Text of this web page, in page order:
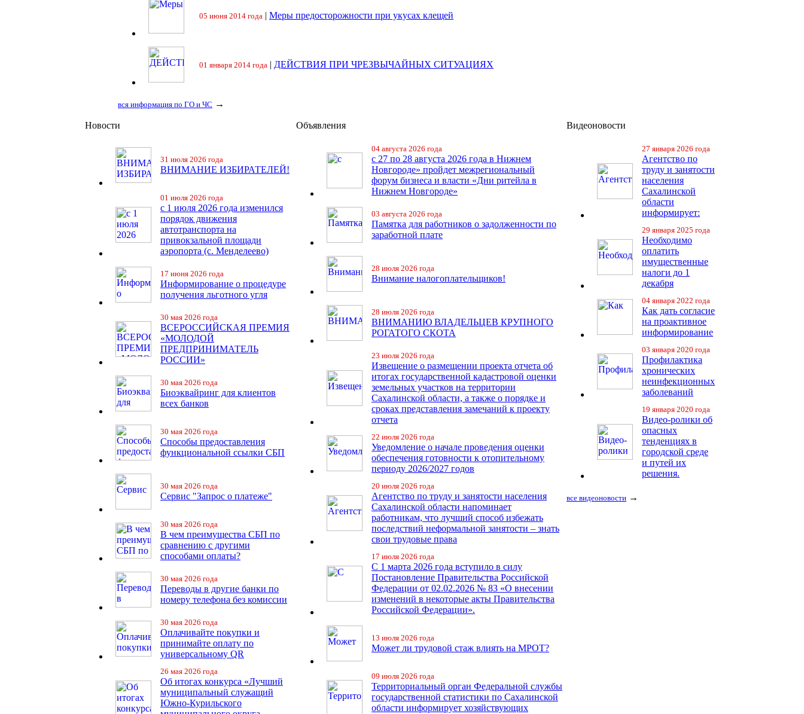
05 июня 2014 года | Меры предосторожности при укусах клещей
01 января 2014 года | ДЕЙСТВИЯ ПРИ ЧРЕЗВЫЧАЙНЫХ СИТУАЦИЯХ
вся информация по ГО и ЧС →
Новости
31 июля 2026 года
ВНИМАНИЕ ИЗБИРАТЕЛЕЙ!
01 июля 2026 года
с 1 июля 2026 года изменился
порядок движения
автотранспорта на
привокзальной площади
аэропорта (с. Менделеево)
17 июня 2026 года
Информирование о процедуре
получения льготного угля
30 мая 2026 года
ВСЕРОССИЙСКАЯ ПРЕМИЯ
«МОЛОДОЙ
ПРЕДПРИНИМАТЕЛЬ
РОССИИ»
30 мая 2026 года
Биоэквайринг для клиентов
всех банков
30 мая 2026 года
Способы предоставления
функциональной ссылки СБП
30 мая 2026 года
Сервис "Запрос о платеже"
30 мая 2026 года
В чем преимущества СБП по
сравнению с другими
способами оплаты?
30 мая 2026 года
Переводы в другие банки по
номеру телефона без комиссии
30 мая 2026 года
Оплачивайте покупки и
принимайте оплату по
универсальному QR
26 мая 2026 года
Об итогах конкурса «Лучший
муниципальный служащий
Южно-Курильского
Объявления
04 августа 2026 года
с 27 по 28 августа 2026 года в Нижнем
Новгороде» пройдет межрегиональный
форум бизнеса и власти «Дни ритейла в
Нижнем Новгороде»
03 августа 2026 года
Памятка для работников о задолженности по
заработной плате
28 июля 2026 года
Внимание налогоплательщиков!
28 июля 2026 года
ВНИМАНИЮ ВЛАДЕЛЬЦЕВ КРУПНОГО
РОГАТОГО СКОТА
23 июля 2026 года
Извещение о размещении проекта отчета об
итогах государственной кадастровой оценки
земельных участков на территории
Сахалинской области, а также о порядке и
сроках представления замечаний к проекту
отчета
22 июля 2026 года
Уведомление о начале проведения оценки
обеспечения готовности к отопительному
периоду 2026/2027 годов
20 июля 2026 года
Агентство по труду и занятости населения
Сахалинской области напоминает
работникам, что лучший способ избежать
последствий неформальной занятости – знать
свои трудовые права
17 июля 2026 года
С 1 марта 2026 года вступило в силу
Постановление Правительства Российской
Федерации от 02.02.2026 № 83 «О внесении
изменений в некоторые акты Правительства
Российской Федерации».
13 июля 2026 года
Может ли трудовой стаж влиять на МРОТ?
09 июля 2026 года
Территориальный орган Федеральной службы
государственной статистики по Сахалинской
области информирует хозяйствующих
Видеоновости
27 января 2026 года
Агентство по
труду и занятости
населения
Сахалинской
области
информирует:
29 января 2025 года
Необходимо
оплатить
имущественные
налоги до 1
декабря
04 января 2022 года
Как дать согласие
на проактивное
информирование
03 января 2020 года
Профилактика
хронических
неинфекционных
заболеваний
19 января 2020 года
Видео-ролики об
опасных
тенденциях в
городской среде
и путей их
решения.
все видеоновости →